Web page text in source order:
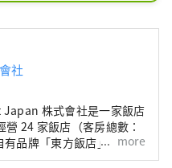
面向大海的山丘上170
模宏大。沖繩東方飯店
心是沖繩Junglia的飯
名護市。
社
株式會社是一家飯店
24 家飯店（客房總數：
品牌「東方飯店」和「東
公司還管理和經營各種飯
more